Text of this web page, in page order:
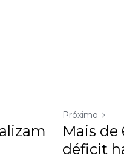
Próximo
Mais de
déficit